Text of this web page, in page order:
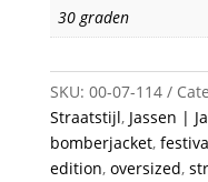
30 graden
SKU: 00-07-114
Straatstijl, Jassen |
bomberjacket,
edition, oversized,